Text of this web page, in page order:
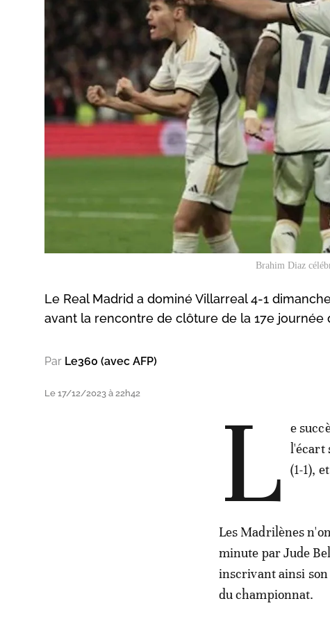
Brahim Diaz
Le Real Madrid a dominé Villarreal 4-1
avant la rencontre de clôture de la 17e journée
Par Le360 (avec AFP)
Le 17/12/2023 à 22h42 L
e
l'écart
(1-1),
Les Madrilènes
minute par Jude
inscrivant ainsi son
du championnat.